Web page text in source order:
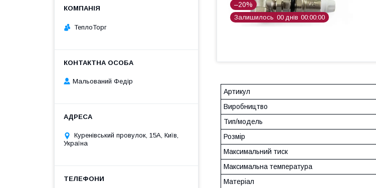
–20%
Залишилось 00 днів 00 00 00
Артикул
Виробництво
Тип/модель
Розмір
Максимальний тиск
Максимальна температура
Матеріал
ТеплоТорг
Мальований Федір
Куренівський провулок, 15А, Київ,
Україна